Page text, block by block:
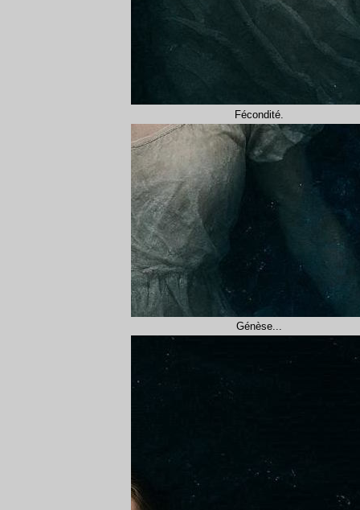
Fécondité.
Génèse...